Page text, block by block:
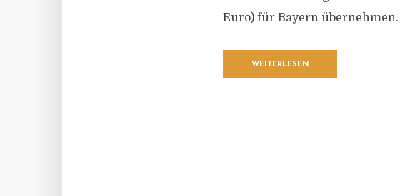
Euro) für Bayern übernehmen.
WEITERLESEN